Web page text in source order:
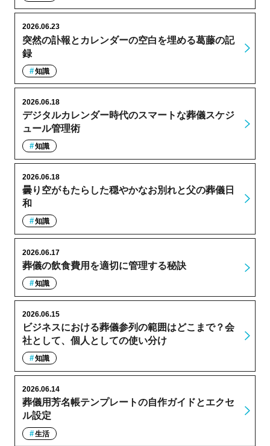
突然の訃報とカレンダーの空白を埋める葛藤の記
録
2026.06.23
知識
デジタルカレンダー時代のスマートな葬儀スケジ
ュール管理術
2026.06.18
知識
曇り空がもたらした穏やかなお別れと父の葬儀日
和
2026.06.18
知識
葬儀の飲食費用を適切に管理する秘訣
2026.06.17
知識
ビジネスにおける葬儀参列の範囲はどこまで？会
社として、個人としての使い分け
2026.06.15
知識
葬儀用芳名帳テンプレートの自作ガイドとエクセ
ル設定
2026.06.14
生活